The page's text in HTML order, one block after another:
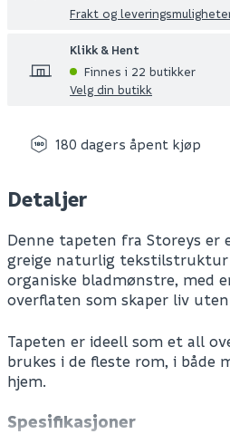
Frakt og
Klikk & Hent
Finnes i 22 butikker
Velg din butikk
180 dagers åpent kjøp
Detaljer
Denne tapeten fra Storeys er
greige naturlig
organiske bladmønstre, med
overflaten som skaper liv
Tapeten er ideell som et all
brukes i de fleste rom, i både
hjem.
Spesifikasjoner